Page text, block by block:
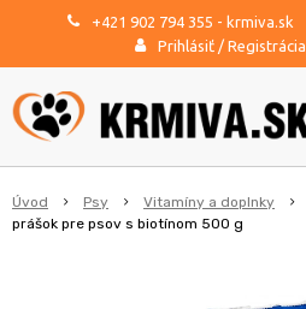
+421 902 794 355 - krmiva.sk
Prihlásiť / Registrácia
Úvod Psy Vitamíny a doplnky
prášok pre psov s biotínom 500 g